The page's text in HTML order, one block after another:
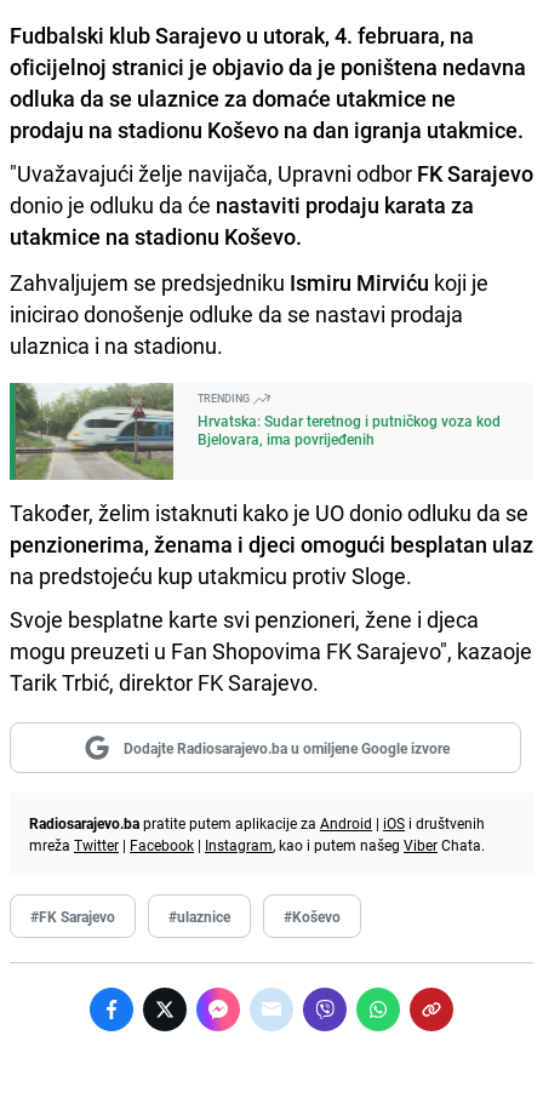
Fudbalski klub Sarajevo u utorak, 4. februara, na
oficijelnoj stranici je objavio da je poništena nedavna
odluka da se ulaznice za domaće utakmice ne
prodaju na stadionu Koševo na dan igranja utakmice.
"Uvažavajući želje navijača, Upravni odbor FK Sarajevo
donio je odluku da će nastaviti prodaju karata za
utakmice na stadionu Koševo.
Zahvaljujem se predsjedniku Ismiru Mirviću koji je
inicirao donošenje odluke da se nastavi prodaja
ulaznica i na stadionu.
TRENDING
Hrvatska: Sudar teretnog i putničkog voza kod
Bjelovara, ima povrijeđenih
Također, želim istaknuti kako je UO donio odluku da se
penzionerima, ženama i djeci omogući besplatan ulaz
na predstojeću kup utakmicu protiv Sloge.
Svoje besplatne karte svi penzioneri, žene i djeca
mogu preuzeti u Fan Shopovima FK Sarajevo", kazaoje
Tarik Trbić, direktor FK Sarajevo.
Dodajte Radiosarajevo.ba u omiljene Google izvore
Radiosarajevo.bapratite putem aplikacije za Android | iOS i društvenih
mreža Twitter | Facebook | Instagram, kao i putem našeg ViberChata.
#FK Sarajevo #ulaznice #Koševo